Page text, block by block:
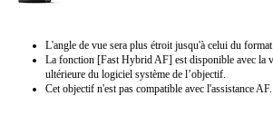
L'angle de vue sera plus étroit jusqu'à celui du
La fonction [Fast Hybrid AF] est disponible avec la
ultérieure du logiciel système de l’objectif.
Cet objectif n'est pas compatible avec l'assistance AF.